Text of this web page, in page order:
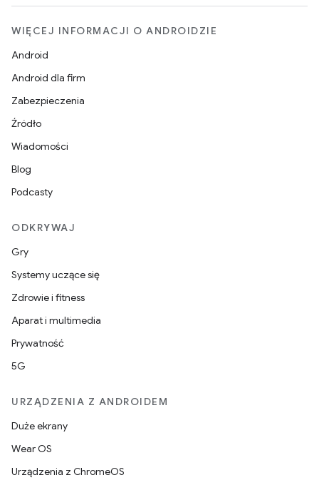
WIĘCEJ INFORMACJI O ANDROIDZIE
Android
Android dla firm
Zabezpieczenia
Źródło
Wiadomości
Blog
Podcasty
ODKRYWAJ
Gry
Systemy uczące się
Zdrowie i fitness
Aparat i multimedia
Prywatność
5G
URZĄDZENIA Z ANDROIDEM
Duże ekrany
Wear OS
Urządzenia z ChromeOS